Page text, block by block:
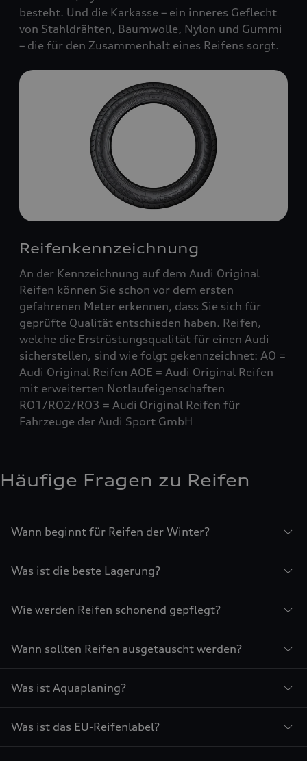
besteht. Und die Karkasse – ein inneres Geflecht
von Stahldrähten, Baumwolle, Nylon und Gummi
– die für den Zusammenhalt eines Reifens sorgt.
Reifenkennzeichnung
An der Kennzeichnung auf dem Audi Original
Reifen können Sie schon vor dem ersten
gefahrenen Meter erkennen, dass Sie sich für
geprüfte Qualität entschieden haben. Reifen,
welche die Erstrüstungsqualität für einen Audi
sicherstellen, sind wie folgt gekennzeichnet: AO =
Audi Original Reifen AOE = Audi Original Reifen
mit erweiterten Notlaufeigenschaften
RO1/RO2/RO3 = Audi Original Reifen für
Fahrzeuge der Audi Sport GmbH
Häufige Fragen zu Reifen
Wann beginnt für Reifen der Winter?
Was ist die beste Lagerung?
Wie werden Reifen schonend gepflegt?
Wann sollten Reifen ausgetauscht werden?
Was ist Aquaplaning?
Was ist das EU-Reifenlabel?